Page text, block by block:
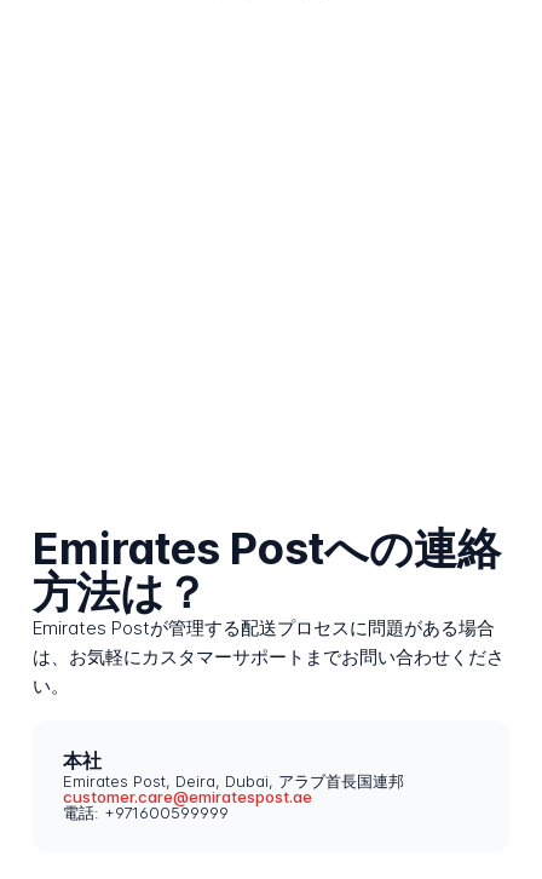
Emirates Postへの連絡
方法は？
Emirates Postが管理する配送プロセスに問題がある場合
は、お気軽にカスタマーサポートまでお問い合わせくださ
い。
本社
Emirates Post, Deira, Dubai, アラブ首長国連邦
customer.care@emiratespost.ae
電話: +971600599999